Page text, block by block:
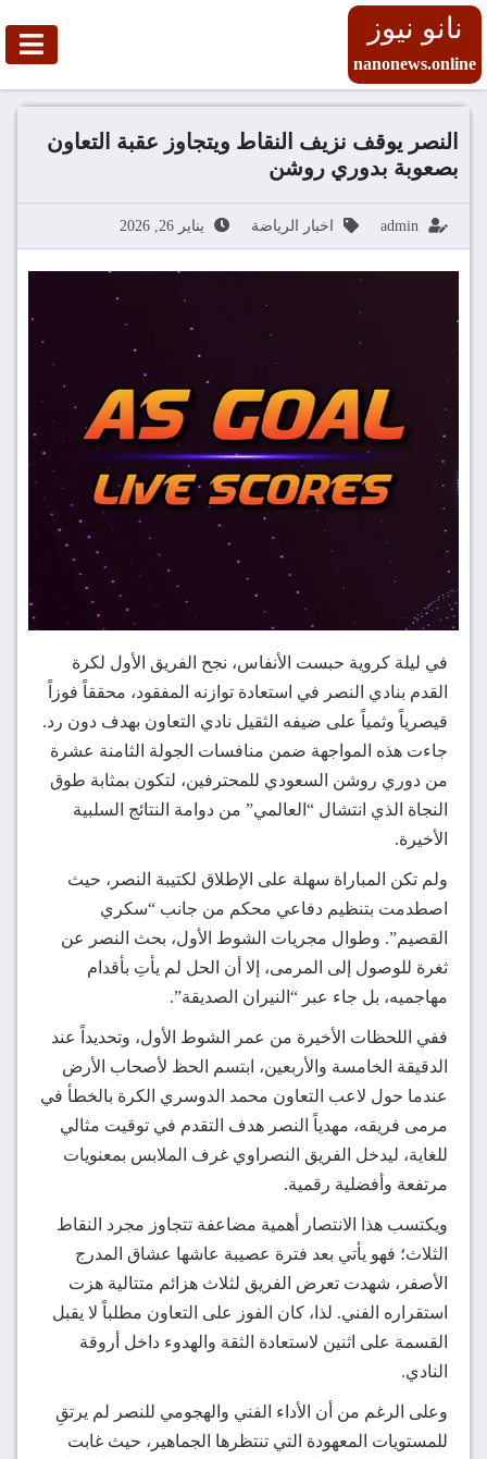
نانو نيوز
nanonews.online
النصر يوقف نزيف النقاط ويتجاوز عقبة التعاون
بصعوبة بدوري روشن
admin اخبار الرياضة يناير 26, 2026
في ليلة كروية حبست الأنفاس، نجح الفريق الأول لكرة
القدم بنادي النصر في استعادة توازنه المفقود، محققاً فوزاً
قيصرياً وثمياً على ضيفه الثقيل نادي التعاون بهدف دون رد.
جاءت هذه المواجهة ضمن منافسات الجولة الثامنة عشرة
من دوري روشن السعودي للمحترفين، لتكون بمثابة طوق
النجاة الذي انتشال “العالمي” من دوامة النتائج السلبية
الأخيرة.
ولم تكن المباراة سهلة على الإطلاق لكتيبة النصر، حيث
اصطدمت بتنظيم دفاعي محكم من جانب “سكري
القصيم”. وطوال مجريات الشوط الأول، بحث النصر عن
ثغرة للوصول إلى المرمى، إلا أن الحل لم يأتِ بأقدام
مهاجميه، بل جاء عبر “النيران الصديقة”.
ففي اللحظات الأخيرة من عمر الشوط الأول، وتحديداً عند
الدقيقة الخامسة والأربعين، ابتسم الحظ لأصحاب الأرض
عندما حول لاعب التعاون محمد الدوسري الكرة بالخطأ في
مرمى فريقه، مهدياً النصر هدف التقدم في توقيت مثالي
للغاية، ليدخل الفريق النصراوي غرف الملابس بمعنويات
مرتفعة وأفضلية رقمية.
ويكتسب هذا الانتصار أهمية مضاعفة تتجاوز مجرد النقاط
الثلاث؛ فهو يأتي بعد فترة عصيبة عاشها عشاق المدرج
الأصفر، شهدت تعرض الفريق لثلاث هزائم متتالية هزت
استقراره الفني. لذا، كان الفوز على التعاون مطلباً لا يقبل
القسمة على اثنين لاستعادة الثقة والهدوء داخل أروقة
النادي.
وعلى الرغم من أن الأداء الفني والهجومي للنصر لم يرتقِ
للمستويات المعهودة التي تنتظرها الجماهير، حيث غابت